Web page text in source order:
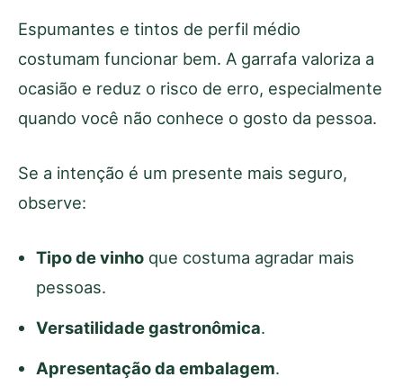
Espumantes e tintos de perfil médio
costumam funcionar bem. A garrafa valoriza a
ocasião e reduz o risco de erro, especialmente
quando você não conhece o gosto da pessoa.
Se a intenção é um presente mais seguro,
observe:
Tipo de vinho que costuma agradar mais
pessoas.
Versatilidade gastronômica.
Apresentação da embalagem.